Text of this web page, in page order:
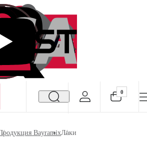
0
все результаты
BayramixЛаки